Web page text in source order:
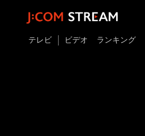
テレビ ビデオ ランキング